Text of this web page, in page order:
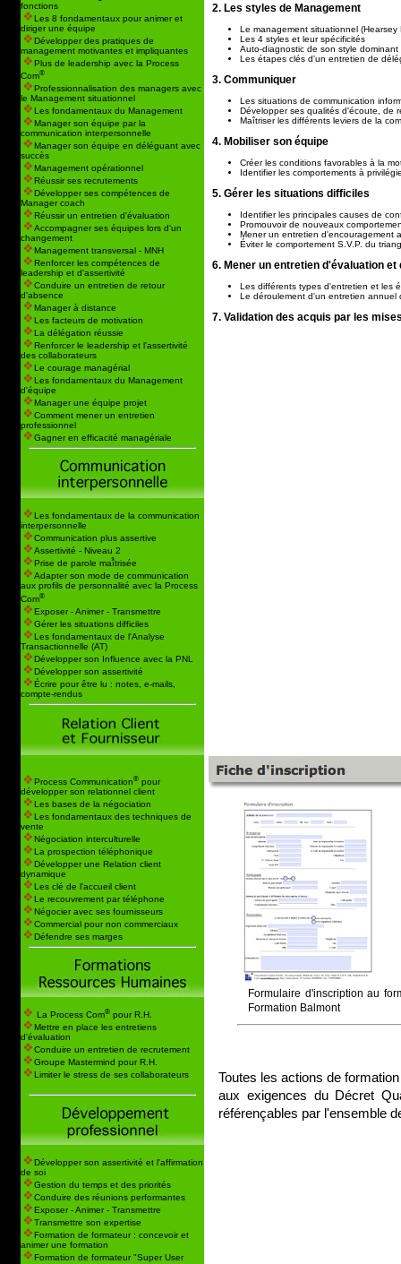
fonctions
Les 8 fondamentaux pour animer et
diriger une équipe
Développer des pratiques de
management motivantes et impliquantes
Plus de leadership avec la Process
Com®
Professionnalisation des managers avec
le Management situationnel
Les fondamentaux du Management
Manager son équipe par la
communication interpersonnelle
Manager son équipe en déléguant avec
succès
Management opérationnel
Réussir ses recrutements
Développer ses compétences de
Manager coach
Réussir un entretien d'évaluation
Accompagner ses équipes lors d'un
changement
Management transversal - MNH
Renforcer les compétences de
leadership et d'assertivité
Conduire un entretien de retour
d'absence
Manager à distance
Les facteurs de motivation
La délégation réussie
Renforcer le leadership et l'assertivité
des collaborateurs
Le courage managérial
Les fondamentaux du Management
d'équipe
Manager une équipe projet
Comment mener un entretien
professionnel
Gagner en efficacité managériale
Les fondamentaux de la communication
interpersonnelle
Communication plus assertive
Assertivité - Niveau 2
Prise de parole maî̂trisée
Adapter son mode de communication
aux profils de personnalité avec la Process
Com®
Exposer - Animer - Transmettre
Gérer les situations difficiles
Les fondamentaux de l'Analyse
Transactionnelle (AT)
Développer son Influence avec la PNL
Développer son assertivité
Écrire pour être lu : notes, e-mails,
compte-rendus
Process Communication® pour
développer son relationnel client
Les bases de la négociation
Les fondamentaux des techniques de
vente
Négociation interculturelle
La prospection téléphonique
Développer une Relation client
dynamique
Les clé de l'accueil client
Le recouvrement par téléphone
Négocier avec ses fournisseurs
Commercial pour non commerciaux
Défendre ses marges
La Process Com® pour R.H.
Mettre en place les entretiens
d'évaluation
Conduire un entretien de recrutement
Groupe Mastermind pour R.H.
Limiter le stress de ses collaborateurs
Développer son assertivité et l'affirmation
de soi
Gestion du temps et des priorités
Conduire des réunions performantes
Exposer - Animer - Transmettre
Transmettre son expertise
Formation de formateur : concevoir et
animer une formation
Formation de formateur "Super User
2. Les styles de Management
Le management situationnel (Hearsey
Les 4 styles et leur spécificités
Auto-diagnostic de son style dominant
Les étapes clés d'un entretien de
3. Communiquer
Les situations de communication
Développer ses qualités d'écoute, de
Maîtriser les différents leviers de la
4. Mobiliser son équipe
Créer les conditions favorables à la
Identifier les comportements à
5. Gérer les situations difficiles
Identifier les principales causes de
Promouvoir de nouveaux
Mener un entretien d'encouragement
Éviter le comportement S.V.P. du
6. Mener un entretien d'évaluation
Les différents types d'entretien et les
Le déroulement d'un entretien
7. Validation des acquis par les
Formulaire d'inscription au
Formation Balmont
Toutes les actions de
aux exigences du Décret
référençables par l'ensemble